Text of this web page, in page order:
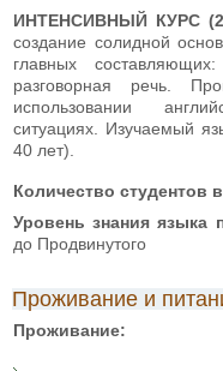
ИНТЕНСИВНЫЙ КУРС
создание солидной
главных
разговорная речь.
использовании
ситуациях. Изучаемый
40 лет).
Количество студентов
Уровень знания языка
до Продвинутого
Проживание и
Проживание: